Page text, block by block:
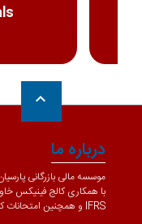
keyboard_arrow_up
درباره ما
موسسه مالی بازرگانی
IFRS و همچنین امتحانات کامپیوتری ACCA را در ایران برگزار می کند .